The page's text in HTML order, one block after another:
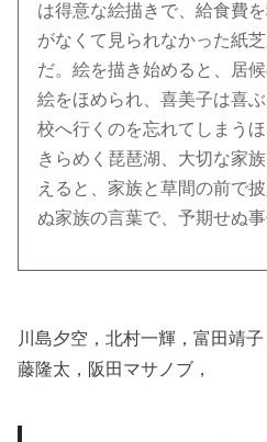
は得意な絵描きで、給食費
がなくて見られなかった紙
だ。絵を描き始めると、居
絵をほめられ、喜美子は喜
校へ行くのを忘れてしまう
きらめく琵琶湖、大切な家
えると、家族と草間の前で
ぬ家族の言葉で、予期せぬ
川島夕空，北村一輝，富田靖
藤隆太，阪田マサノブ，